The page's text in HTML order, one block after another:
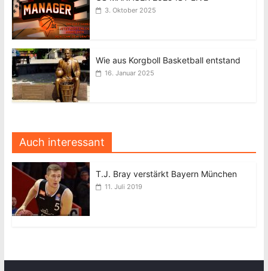
3. Oktober 2025
Wie aus Korgboll Basketball entstand
16. Januar 2025
Auch interessant
T.J. Bray verstärkt Bayern München
11. Juli 2019